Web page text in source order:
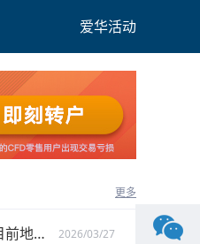
爱华活动
更多
AvaTrade官网：目前地缘关系引发的供需的变化，带来的燃料油价格持续上涨 2026/03/27